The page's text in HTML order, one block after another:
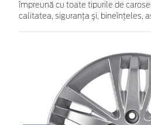
împreună cu toate tipurile de
calitatea, siguranţa şi, bineînţeles,